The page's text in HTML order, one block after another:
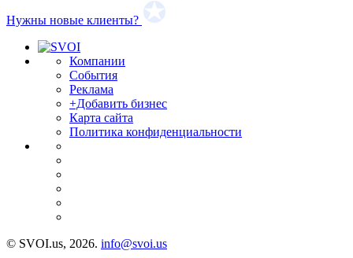
Нужны новые клиенты?
Компании
События
Реклама
+Добавить бизнес
Карта сайта
Политика конфиденциальности
© SVOI.us, 2026. info@svoi.us